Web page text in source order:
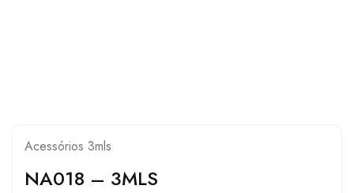
Acessórios 3mls
NA018 – 3MLS